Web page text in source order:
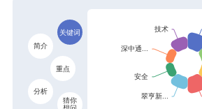
关键词
简介
重点
分析
猜你